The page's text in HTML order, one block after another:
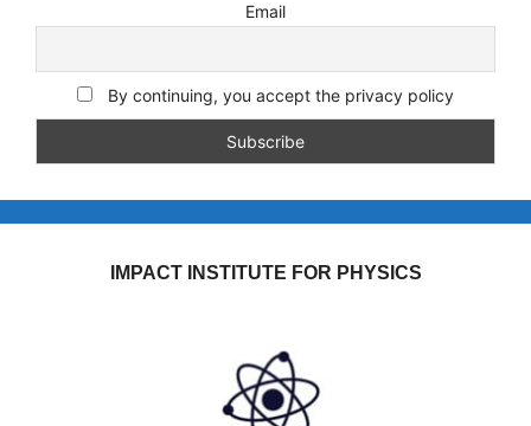
Email
By continuing, you accept the privacy policy
IMPACT INSTITUTE FOR PHYSICS